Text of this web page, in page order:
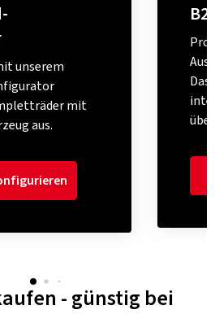
unserem
mit
aus.
- günstig bei